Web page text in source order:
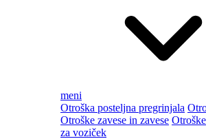
meni
Otroška posteljna pregrinjala
Otroške zavese in zavese
za voziček